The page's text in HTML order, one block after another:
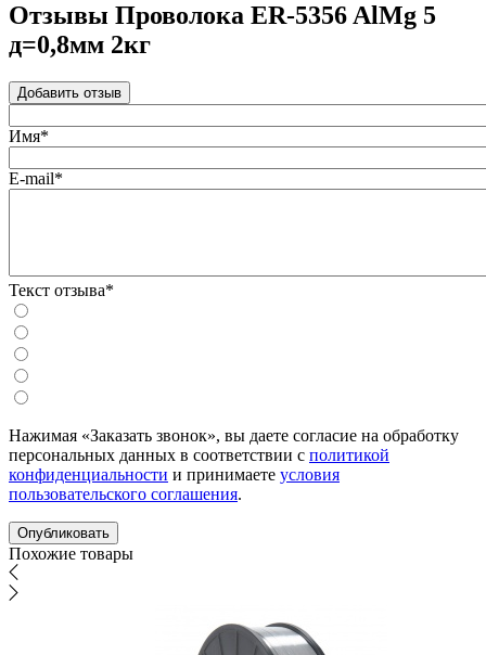
Отзывы Проволока ER-5356 AlMg 5
д=0,8мм 2кг
Добавить отзыв
Имя*
E-mail*
Текст отзыва*
Нажимая «Заказать звонок», вы даете согласие на обработку
персональных данных в соответствии с политикой
конфиденциальности и принимаете условия
пользовательского соглашения.
Похожие товары